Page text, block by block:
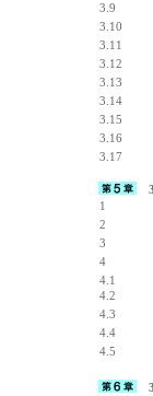
3.9
3.10
3.11
3.12
3.13
3.14
3.15
3.16
3.17
1
2
3
4
4.1
4.2
4.3
4.4
4.5